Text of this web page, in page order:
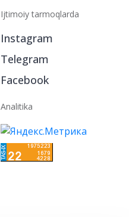
Ijtimoiy tarmoqlarda
Instagram
Telegram
Facebook
Analitika